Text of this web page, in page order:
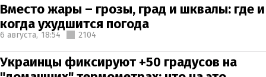
Вместо жары – грозы, град и шквалы: где и
когда ухудшится погода
6 августа, 18:54 2104
Украинцы фиксируют +50 градусов на